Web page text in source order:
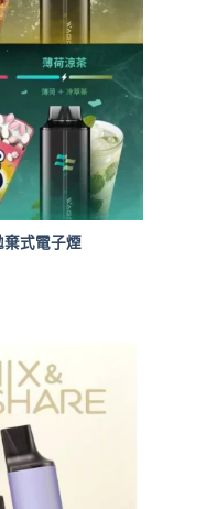
棄式電子煙